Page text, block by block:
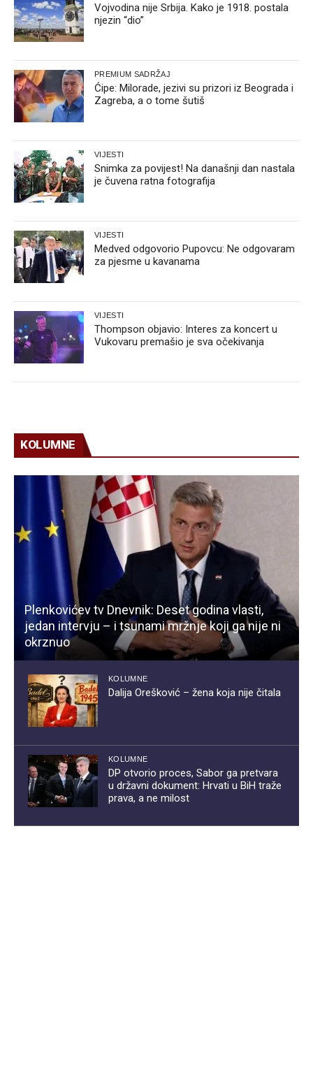
Vojvodina nije Srbija. Kako je 1918. postala
njezin “dio”
PREMIUM SADRŽAJ
Ćipe: Milorade, jezivi su prizori iz Beograda i
Zagreba, a o tome šutiš
VIJESTI
Snimka za povijest! Na današnji dan nastala
je čuvena ratna fotografija
VIJESTI
Medved odgovorio Pupovcu: Ne odgovaram
za pjesme u kavanama
VIJESTI
Thompson objavio: Interes za koncert u
Vukovaru premašio je sva očekivanja
KOLUMNE
Plenkovićev tv Dnevnik: Deset godina vlasti,
jedan intervju – i tsunami mržnje koji ga nije ni
okrznuo
KOLUMNE
Dalija Orešković – žena koja nije čitala
KOLUMNE
DP otvorio proces, Sabor ga pretvara
u državni dokument: Hrvati u BiH traže
prava, a ne milost